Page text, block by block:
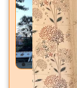
साईबाबा